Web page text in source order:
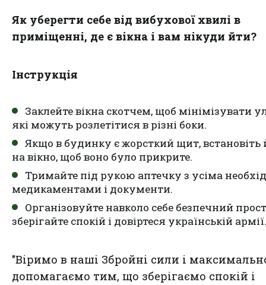
Як уберегти себе від вибухової хвилі в
приміщенні, де є вікна і вам нікуди йти?
Інструкція
Заклейте вікна скотчем, щоб мінімізувати
які можуть розлетітися в різні боки.
Якщо в будинку є жорсткий щит, встановіть
на вікно, щоб воно було прикрите.
Тримайте під рукою аптечку з усіма
медикаментами і документи.
Організовуйте навколо себе безпечний
зберігайте спокій і довіртеся українській армії.
"Віримо в наші Збройні сили і
допомагаємо тим, що зберігаємо спокій і